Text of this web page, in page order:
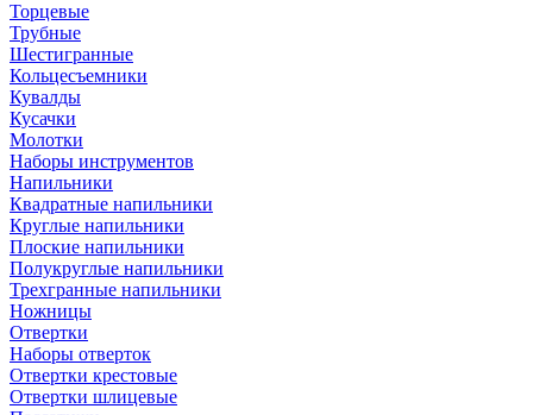
Торцевые
Трубные
Шестигранные
Кольцесъемники
Кувалды
Кусачки
Молотки
Наборы инструментов
Напильники
Квадратные напильники
Круглые напильники
Плоские напильники
Полукруглые напильники
Трехгранные напильники
Ножницы
Отвертки
Наборы отверток
Отвертки крестовые
Отвертки шлицевые